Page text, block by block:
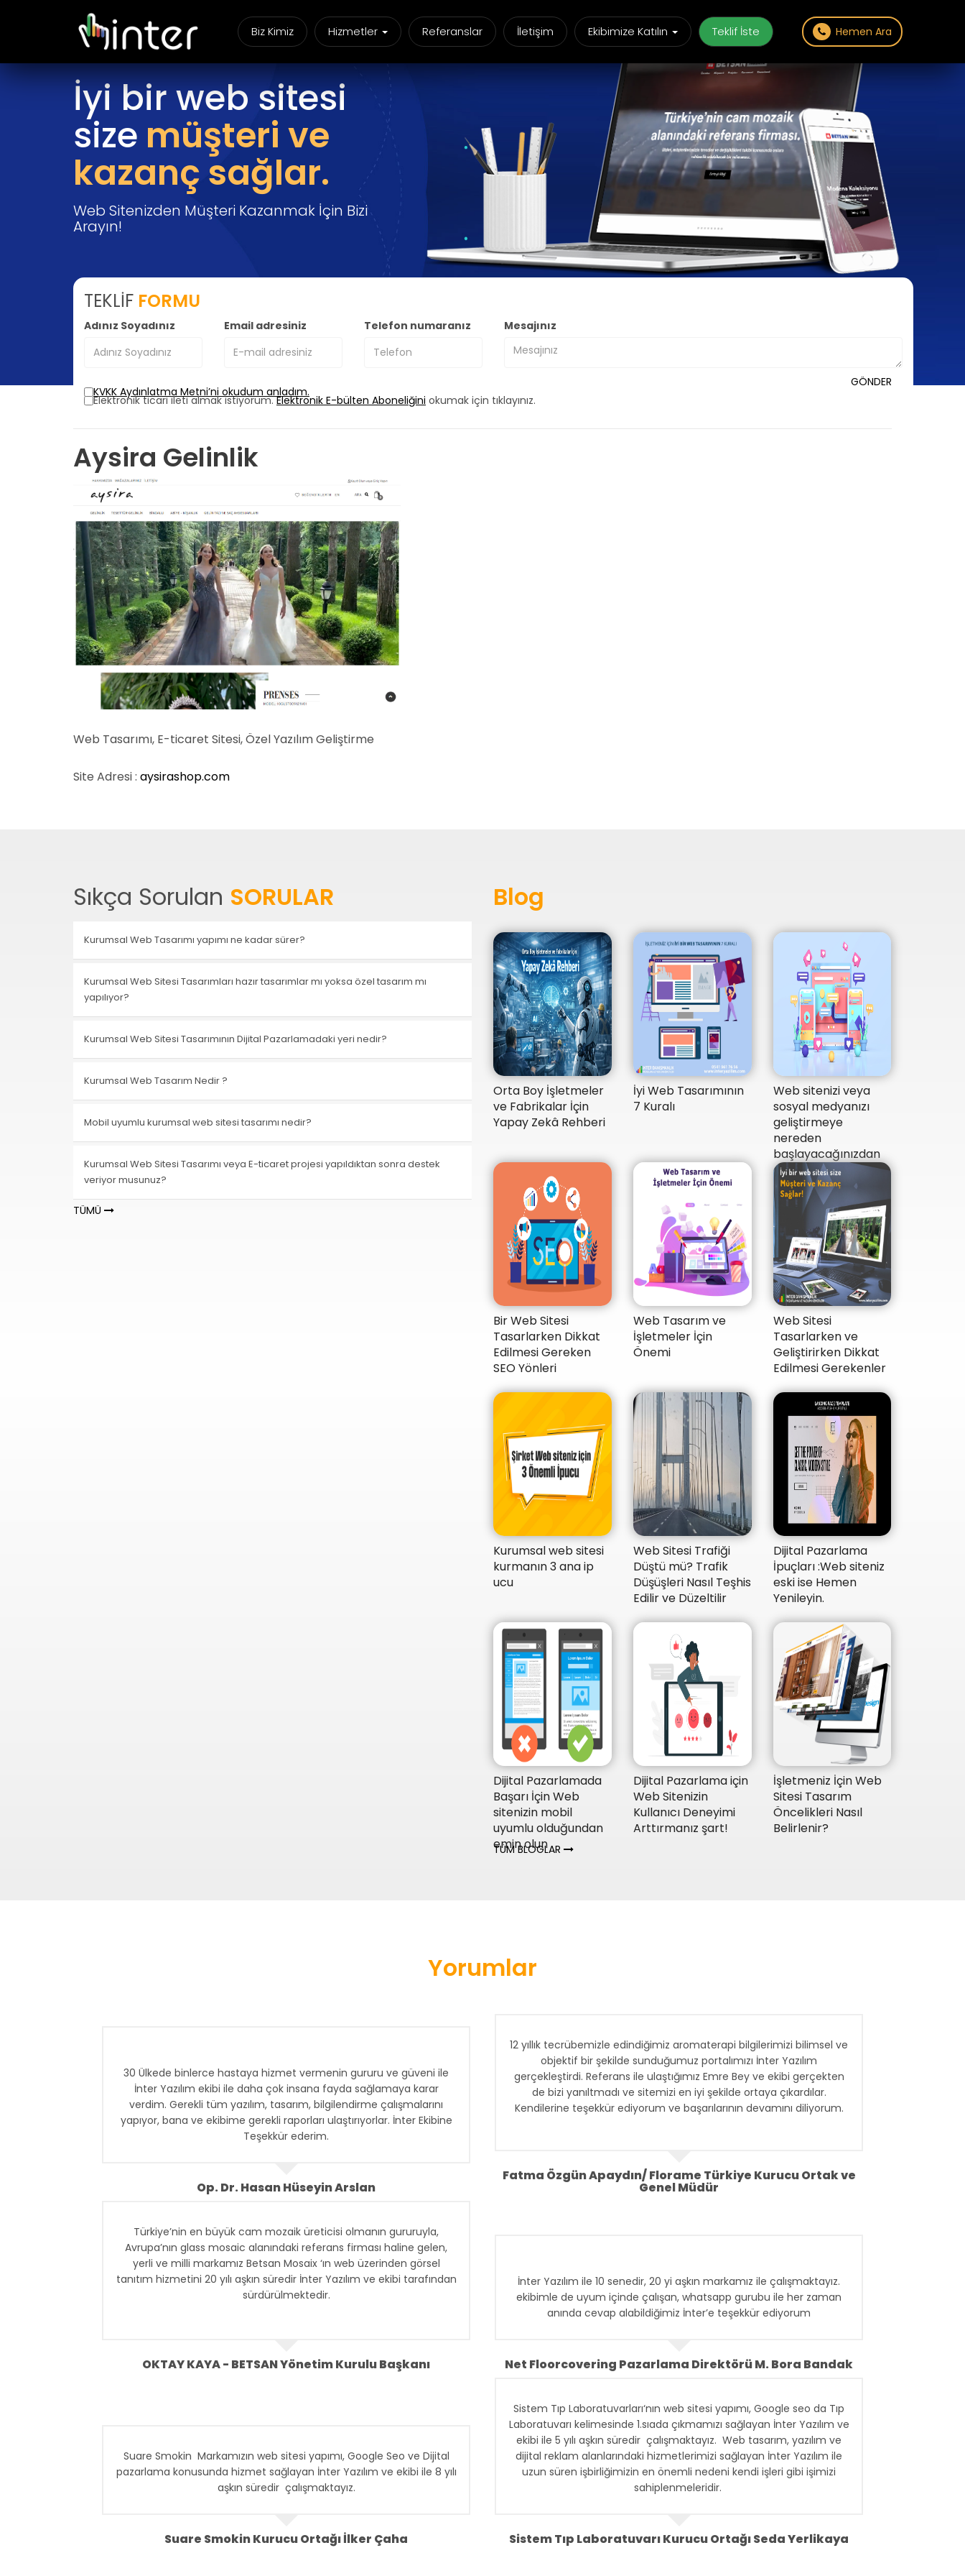
Biz Kimiz Hizmetler Referanslar İletişim Ekibimize Katılın Teklif İste Hemen Ara
İyi bir web sitesi
size müşteri ve
kazanç sağlar.
Web Sitenizden Müşteri Kazanmak İçin Bizi
Arayın!
TEKLİF FORMU
Adınız Soyadınız Email adresiniz Telefon numaranız Mesajınız
KVKK Aydınlatma Metni’ni okudum anladım.
Elektronik ticari ileti almak istiyorum.Elektronik E-bülten Aboneliğini okumak için tıklayınız.
GÖNDER
Aysira Gelinlik
Web Tasarımı, E-ticaret Sitesi, Özel Yazılım Geliştirme
Site Adresi : aysirashop.com
Sıkça Sorulan SORULAR
Kurumsal Web Tasarımı yapımı ne kadar sürer?
Kurumsal Web Sitesi Tasarımları hazır tasarımlar mı yoksa özel tasarım mı
yapılıyor?
Kurumsal Web Sitesi Tasarımının Dijital Pazarlamadaki yeri nedir?
Kurumsal Web Tasarım Nedir ?
Mobil uyumlu kurumsal web sitesi tasarımı nedir?
Kurumsal Web Sitesi Tasarımı veya E-ticaret projesi yapıldıktan sonra destek
veriyor musunuz?
TÜMÜ
Blog
Orta Boy İşletmeler
ve Fabrikalar İçin
Yapay Zekâ Rehberi
İyi Web Tasarımının
7 Kuralı
Web sitenizi veya
sosyal medyanızı
geliştirmeye
nereden
başlayacağınızdan
emin değil misiniz?
Bir Web Sitesi
Tasarlarken Dikkat
Edilmesi Gereken
SEO Yönleri
Web Tasarım ve
İşletmeler İçin
Önemi
Web Sitesi
Tasarlarken ve
Geliştirirken Dikkat
Edilmesi Gerekenler
Kurumsal web sitesi
kurmanın 3 ana ip
ucu
​Web Sitesi Trafiği
Düştü mü? Trafik
Düşüşleri Nasıl Teşhis
Edilir ve Düzeltilir
Dijital Pazarlama
İpuçları :Web siteniz
eski ise Hemen
Yenileyin.
Dijital Pazarlamada
Başarı İçin Web
sitenizin mobil
uyumlu olduğundan
emin olun
Dijital Pazarlama için
Web Sitenizin
Kullanıcı Deneyimi
Arttırmanız şart!
İşletmeniz İçin Web
Sitesi Tasarım
Öncelikleri Nasıl
Belirlenir?
TÜM BLOGLAR
Yorumlar
30 Ülkede binlerce hastaya hizmet vermenin gururu ve güveni ile
İnter Yazılım ekibi ile daha çok insana fayda sağlamaya karar
verdim. Gerekli tüm yazılım, tasarım, bilgilendirme çalışmalarını
yapıyor, bana ve ekibime gerekli raporları ulaştırıyorlar. İnter Ekibine
Teşekkür ederim.
Op. Dr. Hasan Hüseyin Arslan
12 yıllık tecrübemizle edindiğimiz aromaterapi bilgilerimizi bilimsel ve
objektif bir şekilde sunduğumuz portalımızı İnter Yazılım
gerçekleştirdi. Referans ile ulaştığımız Emre Bey ve ekibi gerçekten
de bizi yanıltmadı ve sitemizi en iyi şekilde ortaya çıkardılar.
Kendilerine teşekkür ediyorum ve başarılarının devamını diliyorum.
Fatma Özgün Apaydın/ Florame Türkiye Kurucu Ortak ve
Genel Müdür
Türkiye’nin en büyük cam mozaik üreticisi olmanın gururuyla,
Avrupa’nın glass mosaic alanındaki referans firması haline gelen,
yerli ve milli markamız Betsan Mosaix ‘ın web üzerinden görsel
tanıtım hizmetini 20 yılı aşkın süredir İnter Yazılım ve ekibi tarafından
sürdürülmektedir.
web tasarım, yazılım ve dijital reklam alanlarındaki hizmetlerini
sağlayan İnter Yazılım ile uzun süren işbirliğimizin en önemli nedeni
OKTAY KAYA - BETSAN Yönetim Kurulu Başkanı
İnter Yazılım ile 10 senedir, 20 yi aşkın markamız ile çalışmaktayız.
ekibimle de uyum içinde çalışan, whatsapp gurubu ile her zaman
anında cevap alabildiğimiz İnter’e teşekkür ediyorum
Net Floorcovering Pazarlama Direktörü M. Bora Bandak
Suare Smokin Markamızın web sitesi yapımı, Google Seo ve Dijital
pazarlama konusunda hizmet sağlayan İnter Yazılım ve ekibi ile 8 yılı
aşkın süredir çalışmaktayız.
Suare Smokin Kurucu Ortağı İlker Çaha
Sistem Tıp Laboratuvarları‘nın web sitesi yapımı, Google seo da Tıp
Laboratuvarı kelimesinde 1.sıada çıkmamızı sağlayan İnter Yazılım ve
ekibi ile 5 yılı aşkın süredir çalışmaktayız. Web tasarım, yazılım ve
dijital reklam alanlarındaki hizmetlerimizi sağlayan İnter Yazılım ile
uzun süren işbirliğimizin en önemli nedeni kendi işleri gibi işimizi
sahiplenmeleridir.
Sistem Tıp Laboratuvarı Kurucu Ortağı Seda Yerlikaya